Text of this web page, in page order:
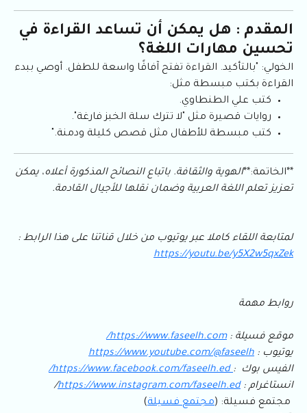
المقدم : هل يمكن أن تساعد القراءة في
تحسين مهارات اللغة؟
الخولي: "بالتأكيد. القراءة تفتح آفاقًا واسعة للطفل. أوصي ببدء
القراءة بكتب مبسطة مثل:
كتب علي الطنطاوي.
روايات قصيرة مثل "لا تترك سلة الخبز فارغة".
كتب مبسطة للأطفال مثل قصص كليلة ودمنة."
**الخاتمة:**الهوية والثقافة. باتباع النصائح المذكورة أعلاه، يمكن
تعزيز تعلم اللغة العربية وضمان نقلها للأجيال القادمة.
لمتابعة اللقاء كاملا عبر يوتيوب من خلال قناتنا على هذا الرابط :
https://youtu.be/y5X2w5qxZek
روابط مهمة
موقع فسيلة :https://www.faseelh.com/
يوتيوب : https://www.youtube.com/@faseelh
الفيس بوك :https://www.facebook.com/faseelh.ed/
انستاغرام :https://www.instagram.com/faseelh.ed
/
مجتمع فسيلة: (مجتمع فسيلة)